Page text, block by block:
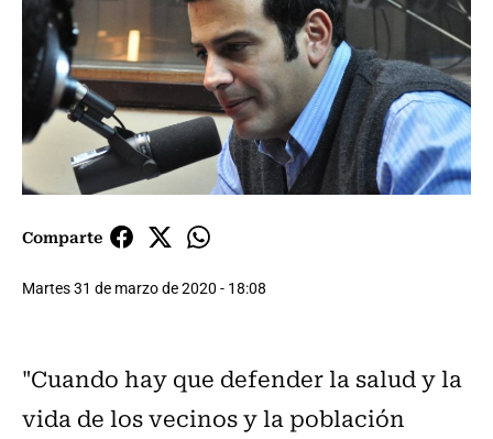
Comparte
Martes 31 de marzo de 2020 - 18:08
"Cuando hay que defender la salud y la
vida de los vecinos y la población